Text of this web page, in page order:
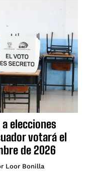
a elecciones
votará el
de 2026
Loor Bonilla